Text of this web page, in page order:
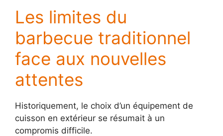
Les limites du
barbecue traditionnel
face aux nouvelles
attentes
Historiquement, le choix d’un équipement de
cuisson en extérieur se résumait à un
compromis difficile.